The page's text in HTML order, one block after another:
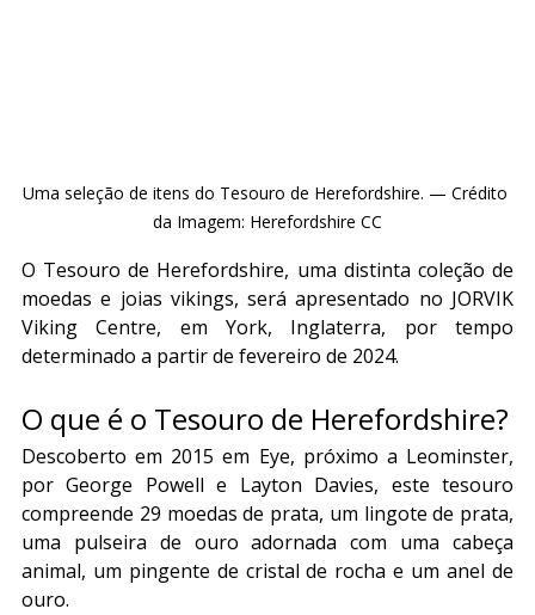
Uma seleção de itens do Tesouro de Herefordshire. — Crédito
da Imagem: Herefordshire CC
O Tesouro de Herefordshire, uma distinta coleção de
moedas e joias vikings, será apresentado no JORVIK
Viking Centre, em York, Inglaterra, por tempo
determinado a partir de fevereiro de 2024.
O que é o Tesouro de Herefordshire?
Descoberto em 2015 em Eye, próximo a Leominster,
por George Powell e Layton Davies, este tesouro
compreende 29 moedas de prata, um lingote de prata,
uma pulseira de ouro adornada com uma cabeça
animal, um pingente de cristal de rocha e um anel de
ouro.